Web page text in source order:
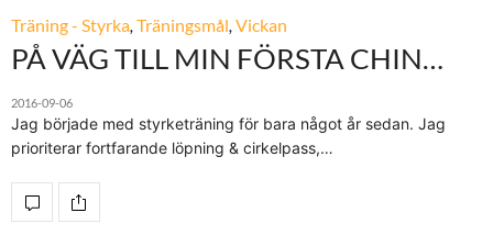
Träning - Styrka,Träningsmål,Vickan
PÅ VÄG TILL MIN FÖRSTA CHIN…
2016-09-06
Jag började med styrketräning för bara något år sedan. Jag
prioriterar fortfarande löpning & cirkelpass,…